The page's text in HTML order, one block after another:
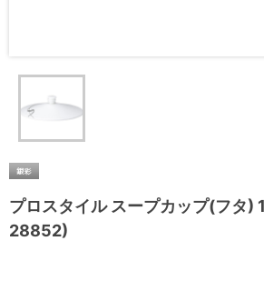
プロスタイル スープカップ(フタ
28852)